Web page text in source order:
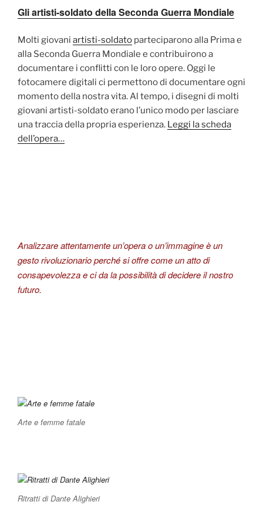
Gli artisti-soldato della Seconda Guerra Mondiale
Molti giovani artisti-soldato parteciparono alla Prima e
alla Seconda Guerra Mondiale e contribuirono a
documentare i conflitti con le loro opere. Oggi le
fotocamere digitali ci permettono di documentare ogni
momento della nostra vita. Al tempo, i disegni di molti
giovani artisti-soldato erano l’unico modo per lasciare
una traccia della propria esperienza. Leggi la scheda
dell’opera…
Analizzare attentamente un’opera o un’immagine è un
gesto rivoluzionario perché si offre come un atto di
consapevolezza e ci da la possibilità di decidere il nostro
futuro.
Arte e femme fatale
Ritratti di Dante Alighieri